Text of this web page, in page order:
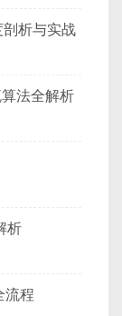
析与实战
法全解析
析
流程